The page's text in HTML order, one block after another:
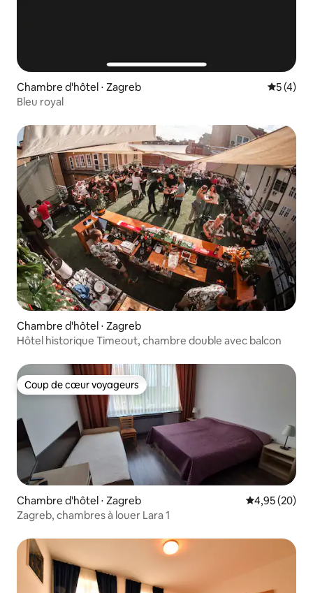
Chambre d'hôtel ⋅ Zagreb
5 (4)
Bleu royal
Chambre d'hôtel ⋅ Zagreb
Hôtel historique Timeout, chambre double avec balcon
Coup de cœur voyageurs
Coup de cœur voyageurs
Chambre d'hôtel ⋅ Zagreb Évaluation
4,95 (20)
Zagreb, chambres à louer Lara 1